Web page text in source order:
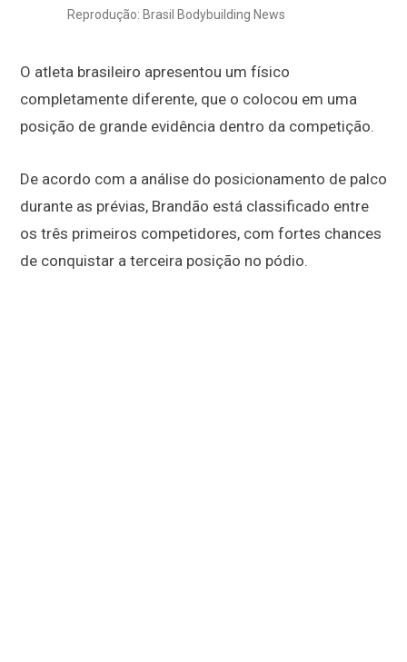
Reprodução: Brasil Bodybuilding News
O atleta brasileiro apresentou um físico
completamente diferente, que o colocou em uma
posição de grande evidência dentro da competição.
De acordo com a análise do posicionamento de palco
durante as prévias, Brandão está classificado entre
os três primeiros competidores, com fortes chances
de conquistar a terceira posição no pódio.